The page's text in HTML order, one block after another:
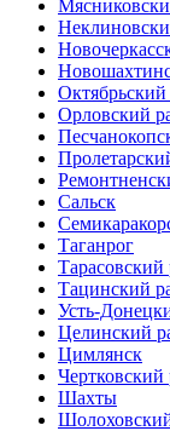
Октябрьский
Орловский
Сальск
Таганрог
Тарасовский
Тацинский
Усть-
Целинский
Цимлянск
Чертковский
Шахты